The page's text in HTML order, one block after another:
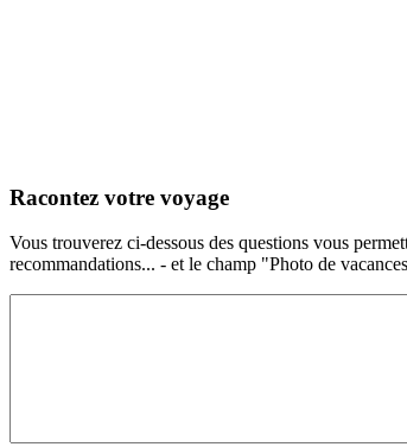
Racontez votre voyage
Vous trouverez ci-dessous des questions vous
recommandations... - et le champ "Photo de